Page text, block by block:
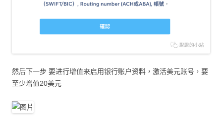
然后下一步 要进行增值来启用银行账户资料，激活美元账号，要
至少增值20美元